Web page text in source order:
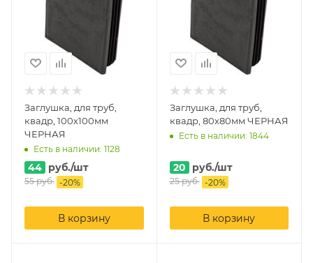
Заглушка, для труб,
квадр, 100х100мм
ЧЕРНАЯ
Есть в наличии: 1128
44 руб./шт
55руб. -20%
В корзину
Заглушка, для труб,
квадр, 80х80мм ЧЕРНАЯ
Есть в наличии: 1844
20 руб./шт
25руб. -20%
В корзину